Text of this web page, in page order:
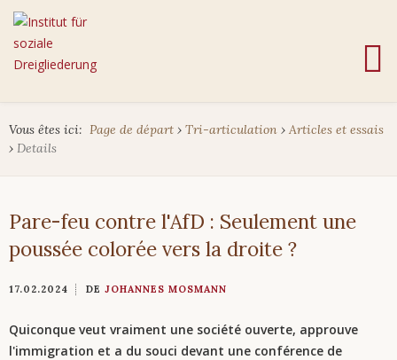
Vous êtes ici: Page de départ › Tri-articulation › Articles et essais
› Details
Pare-feu contre l'AfD : Seulement une
poussée colorée vers la droite ?
17.02.2024 DE JOHANNES MOSMANN
Quiconque veut vraiment une société ouverte, approuve
l'immigration et a du souci devant une conférence de